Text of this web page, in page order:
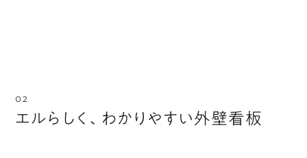
エルらしく、わかりやすい外壁看板